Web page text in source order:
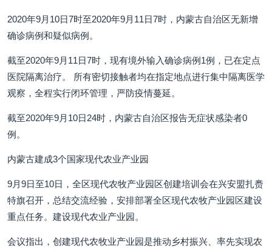
2020年9月10日7时至2020年9月11日7时，内蒙古自治区无新增
确诊病例和疑似病例。
截至2020年9月11日7时，现有境外输入确诊病例1例，已在定点
医院隔离治疗。 所有密切接触者均在指定地点进行集中隔离医学
观察，全程实行闭环管理，严防疫情蔓延。
截至2020年9月10日24时，内蒙古自治区报告无症状感染者0
例。
内蒙古建成3个国家现代农业产业园
9月9日至10日，全区现代农牧产业园区创建培训会在兴安盟扎赉
特旗召开，总结交流经验，安排部署全区现代农牧产业园区建设
重点任务。建设现代农业产业园。
会议指出，创建现代农牧业产业园是推动乡村振兴、率先实现农